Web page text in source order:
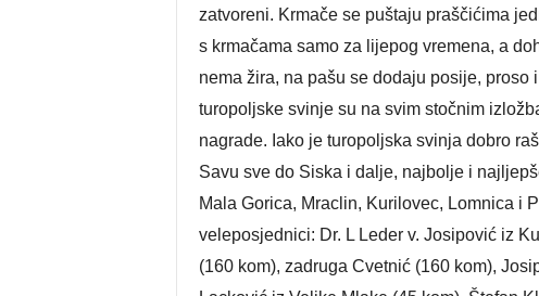
zatvoreni. Krmače se puštaju praščićima
s krmačama samo za lijepog vremena, a
nema žira, na pašu se dodaju posije,
turopoljske svinje su na svim stočnim
nagrade. Iako je turopoljska svinja dobro
Savu sve do Siska i dalje, najbolje i
Mala Gorica, Mraclin, Kurilovec, Lomnica i
veleposjednici: Dr. L Leder v. Josipović iz
(160 kom), zadruga Cvetnić (160 kom),